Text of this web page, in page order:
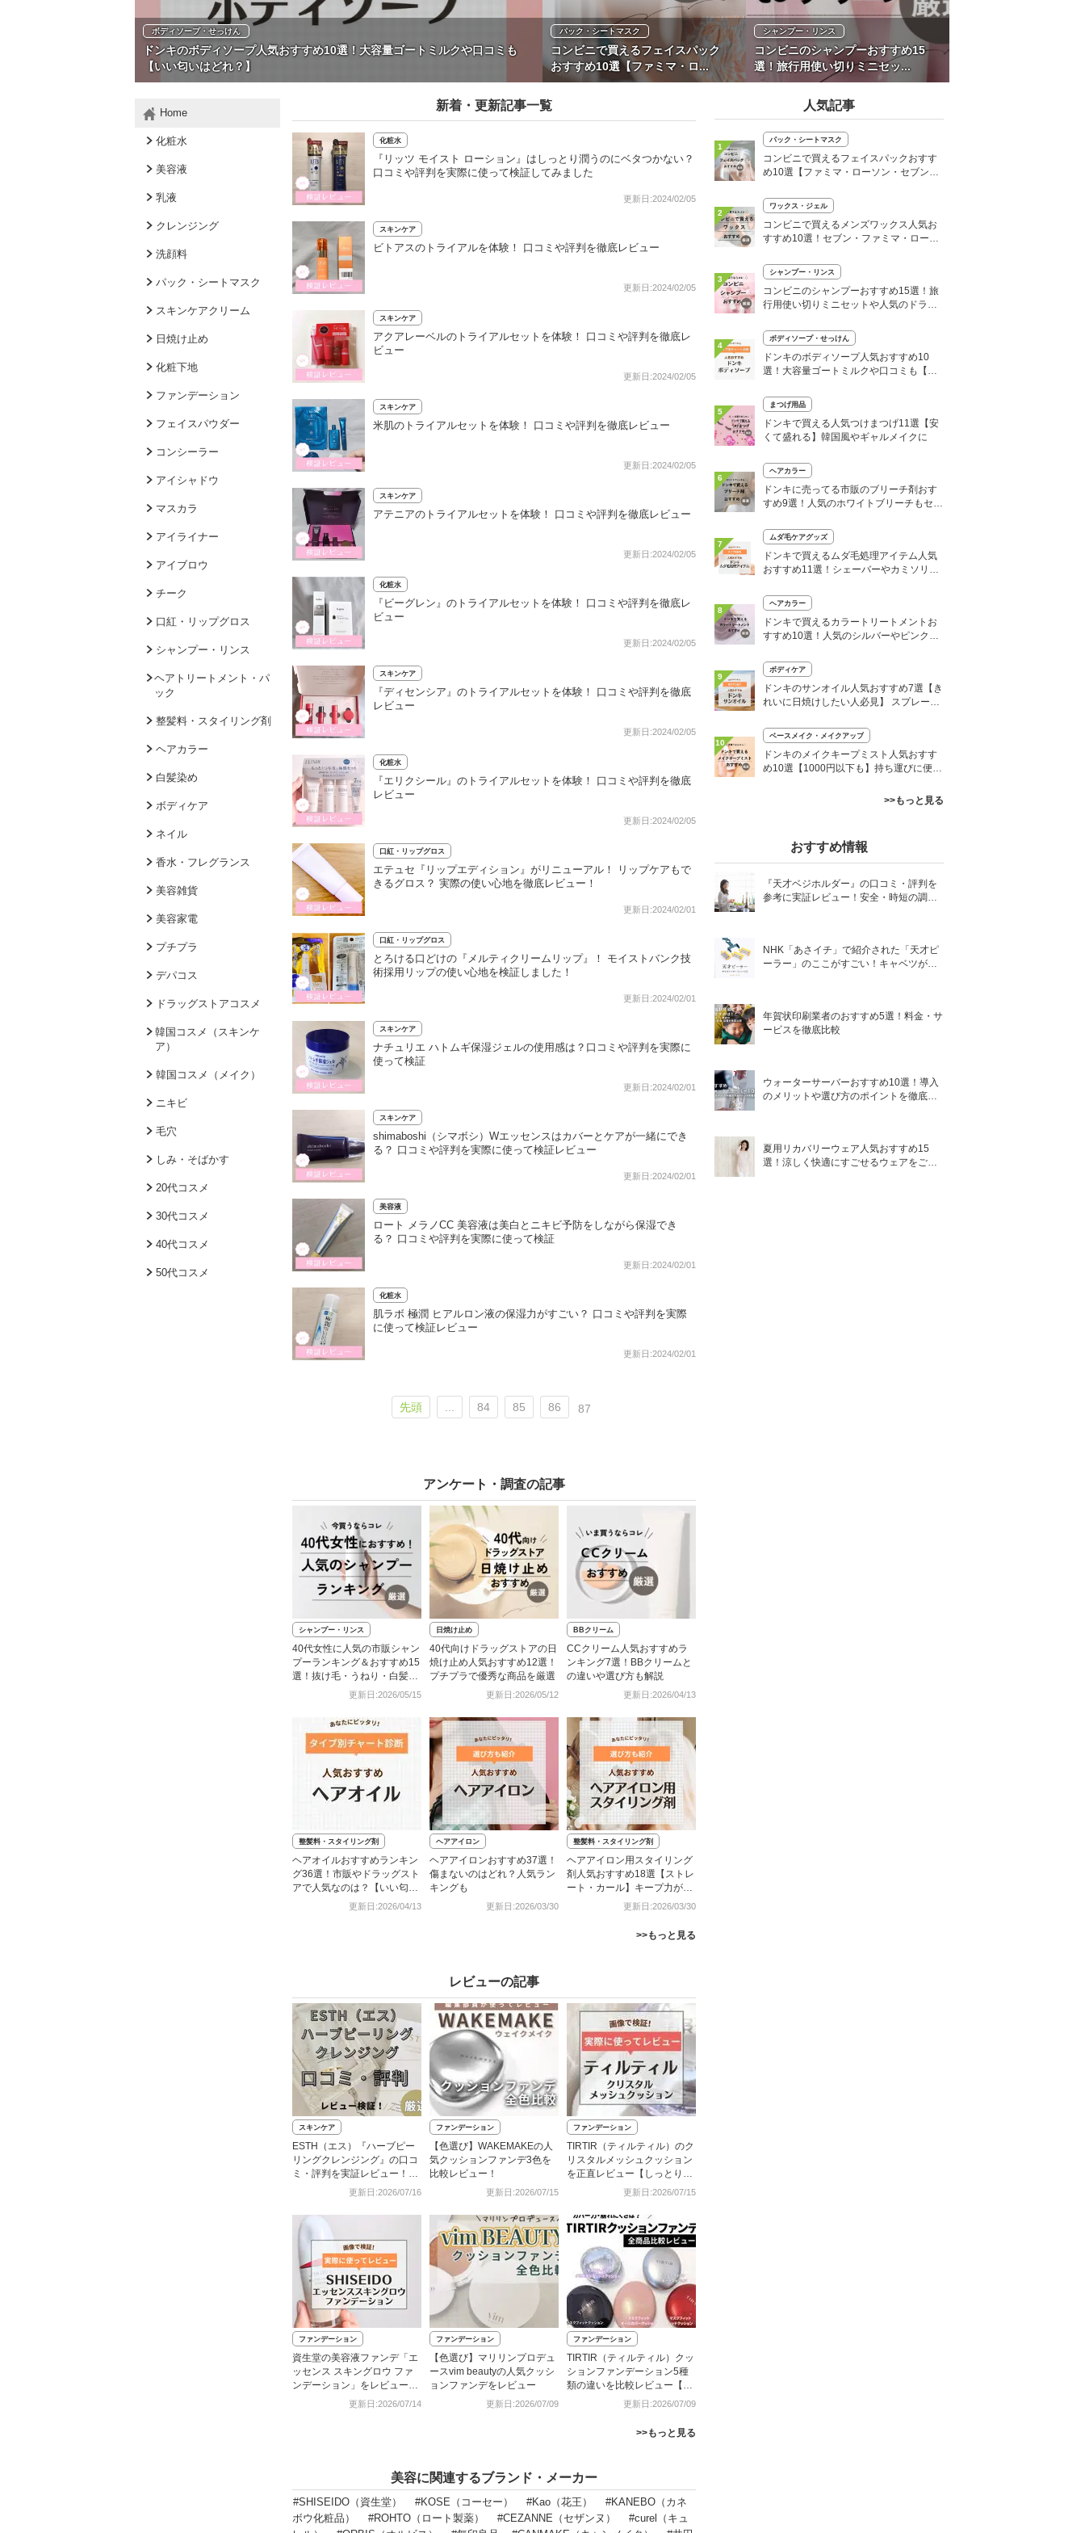
ボディソープ・せっけん
ドンキのボディソープ人気おすすめ10選！大容量ゴートミルクや口コミも
【いい匂いはどれ？】
パック・シートマスク
コンビニで買えるフェイスパック
おすすめ10選【ファミマ・ロ...
シャンプー・リンス
コンビニのシャンプーおすすめ15
選！旅行用使い切りミニセッ...
Home
化粧水
美容液
乳液
クレンジング
洗顔料
パック・シートマスク
スキンケアクリーム
日焼け止め
化粧下地
ファンデーション
フェイスパウダー
コンシーラー
アイシャドウ
マスカラ
アイライナー
アイブロウ
チーク
口紅・リップグロス
シャンプー・リンス
ヘアトリートメント・パ
ック
整髪料・スタイリング剤
ヘアカラー
白髪染め
ボディケア
ネイル
香水・フレグランス
美容雑貨
美容家電
プチプラ
デパコス
ドラッグストアコスメ
韓国コスメ（スキンケ
ア）
韓国コスメ（メイク）
ニキビ
毛穴
しみ・そばかす
20代コスメ
30代コスメ
40代コスメ
50代コスメ
新着・更新記事一覧
化粧水
『リッツ モイスト ローション』はしっとり潤うのにベタつかない？
口コミや評判を実際に使って検証してみました
更新日:2024/02/05
スキンケア
ビトアスのトライアルを体験！ 口コミや評判を徹底レビュー
更新日:2024/02/05
スキンケア
アクアレーベルのトライアルセットを体験！ 口コミや評判を徹底レ
ビュー
更新日:2024/02/05
スキンケア
米肌のトライアルセットを体験！ 口コミや評判を徹底レビュー
更新日:2024/02/05
スキンケア
アテニアのトライアルセットを体験！ 口コミや評判を徹底レビュー
更新日:2024/02/05
化粧水
『ビーグレン』のトライアルセットを体験！ 口コミや評判を徹底レ
ビュー
更新日:2024/02/05
スキンケア
『ディセンシア』のトライアルセットを体験！ 口コミや評判を徹底
レビュー
更新日:2024/02/05
化粧水
『エリクシール』のトライアルセットを体験！ 口コミや評判を徹底
レビュー
更新日:2024/02/05
口紅・リップグロス
エテュセ『リップエディション』がリニューアル！ リップケアもで
きるグロス？ 実際の使い心地を徹底レビュー！
更新日:2024/02/01
口紅・リップグロス
とろける口どけの『メルティクリームリップ』！ モイストバンク技
術採用リップの使い心地を検証しました！
更新日:2024/02/01
スキンケア
ナチュリエ ハトムギ保湿ジェルの使用感は？口コミや評判を実際に
使って検証
更新日:2024/02/01
スキンケア
shimaboshi（シマボシ）Wエッセンスはカバーとケアが一緒にでき
る？ 口コミや評判を実際に使って検証レビュー
更新日:2024/02/01
美容液
ロート メラノCC 美容液は美白とニキビ予防をしながら保湿でき
る？ 口コミや評判を実際に使って検証
更新日:2024/02/01
化粧水
肌ラボ 極潤 ヒアルロン液の保湿力がすごい？ 口コミや評判を実際
に使って検証レビュー
更新日:2024/02/01
先頭 84 85 86 87
アンケート・調査の記事
シャンプー・リンス
40代女性に人気の市販シャン
プーランキング＆おすすめ15
選！抜け毛・うねり・白髪ケ
更新日:2026/05/15
日焼け止め
40代向けドラッグストアの日
焼け止め人気おすすめ12選！
プチプラで優秀な商品を厳選
更新日:2026/05/12
BBクリーム
CCクリーム人気おすすめラ
ンキング7選！BBクリームと
の違いや選び方も解説
更新日:2026/04/13
整髪料・スタイリング剤
ヘアオイルおすすめランキン
グ36選！市販やドラッグスト
アで人気なのは？【いい匂い
のプチプラも】更新日:2026/04/13
ヘアアイロン
ヘアアイロンおすすめ37選！
傷まないのはどれ？人気ラン
キングも
更新日:2026/03/30
整髪料・スタイリング剤
ヘアアイロン用スタイリング
剤人気おすすめ18選【ストレ
ート・カール】キープ力が高
更新日:2026/03/30
>>もっと見る
レビューの記事
スキンケア
ESTH（エス）『ハーブピー
リングクレンジング』の口コ
ミ・評判を実証レビュー！実
際に使ってみた感想や効果も
更新日:2026/07/16
ファンデーション
【色選び】WAKEMAKEの人
気クッションファンデ3色を
比較レビュー！
更新日:2026/07/15
ファンデーション
TIRTIR（ティルティル）のク
リスタルメッシュクッション
を正直レビュー【しっとり生
更新日:2026/07/15
ファンデーション
資生堂の美容液ファンデ「エ
ッセンス スキングロウ ファ
ンデーション」をレビュー！
色選びや使い方も解説
更新日:2026/07/14
ファンデーション
【色選び】マリリンプロデュ
ースvim beautyの人気クッシ
ョンファンデをレビュー
更新日:2026/07/09
ファンデーション
TIRTIR（ティルティル）クッ
ションファンデーション5種
類の違いを比較レビュー【口
更新日:2026/07/09
>>もっと見る
美容に関連するブランド・メーカー
#SHISEIDO（資生堂） #KOSE（コーセー） #Kao（花王）
#KANEBO（カネ
ボウ化粧品）
#ROHTO（ロート製薬） #CEZANNE（セザンヌ）
#curel（キュ
人気記事
1
パック・シートマスク
コンビニで買えるフェイスパックおすす
め10選【ファミマ・ローソン・セブン】
2
ワックス・ジェル
コンビニで買えるメンズワックス人気お
すすめ10選！セブン・ファミマ・ローソ
3
シャンプー・リンス
コンビニのシャンプーおすすめ15選！旅
行用使い切りミニセットや人気のドライ
4
ボディソープ・せっけん
ドンキのボディソープ人気おすすめ10
選！大容量ゴートミルクや口コミも【い
5
まつげ用品
ドンキで買える人気つけまつげ11選【安
くて盛れる】韓国風やギャルメイクに
6
ヘアカラー
ドンキに売ってる市販のブリーチ剤おす
すめ9選！人気のホワイトブリーチもセル
7
ムダ毛ケアグッズ
ドンキで買えるムダ毛処理アイテム人気
おすすめ11選！シェーバーやカミソリな
8
ヘアカラー
ドンキで買えるカラートリートメントお
すすめ10選！人気のシルバーやピンク、
9
ボディケア
ドンキのサンオイル人気おすすめ7選【き
れいに日焼けしたい人必見】 スプレーや
10
ベースメイク・メイクアップ
ドンキのメイクキープミスト人気おすす
め10選【1000円以下も】持ち運びに便利
>>もっと見る
おすすめ情報
『天才ベジホルダー』の口コミ・評判を
参考に実証レビュー！安全・時短の調理
NHK「あさイチ」で紹介された「天才ピ
ーラー」のここがすごい！キャベツがほ
年賀状印刷業者のおすすめ5選！料金・サ
ービスを徹底比較
ウォーターサーバーおすすめ10選！導入
のメリットや選び方のポイントを徹底解
夏用リカバリーウェア人気おすすめ15
選！涼しく快適にすごせるウェアをご紹